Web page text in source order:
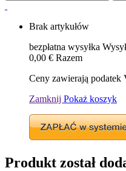
Brak artykułów
bezpłatna wysyłka
0,00 € Razem
Ceny zawierają podatek
Zamknij Pokaż koszyk
Produkt został